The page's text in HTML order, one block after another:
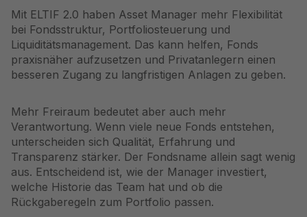
Mit ELTIF 2.0 haben Asset Manager mehr Flexibilität
bei Fondsstruktur, Portfoliosteuerung und
Liquiditätsmanagement. Das kann helfen, Fonds
praxisnäher aufzusetzen und Privatanlegern einen
besseren Zugang zu langfristigen Anlagen zu geben.
Mehr Freiraum bedeutet aber auch mehr
Verantwortung. Wenn viele neue Fonds entstehen,
unterscheiden sich Qualität, Erfahrung und
Transparenz stärker. Der Fondsname allein sagt wenig
aus. Entscheidend ist, wie der Manager investiert,
welche Historie das Team hat und ob die
Rückgaberegeln zum Portfolio passen.